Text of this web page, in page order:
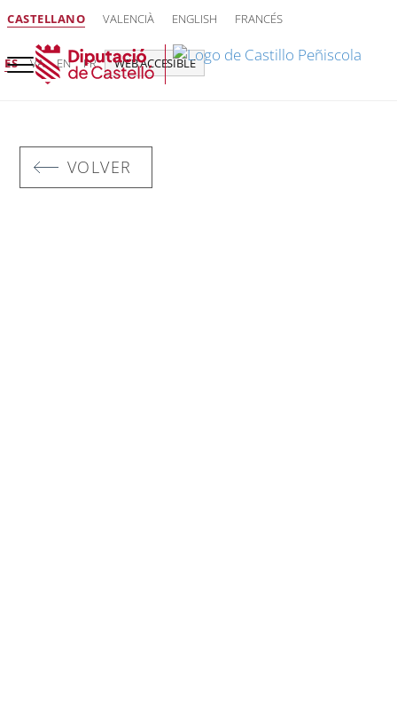
CASTELLANO VALENCIÀ ENGLISH FRANCÉS
ES VA EN FR WEB ACCESIBLE
VOLVER